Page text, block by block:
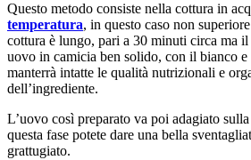
Questo metodo consiste nella cottura in
temperatura, in questo caso non
cottura è lungo, pari a 30 minuti circa ma
uovo in camicia ben solido, con il bianco e
manterrà intatte le qualità nutrizionali e
dell’ingrediente.
L’uovo così preparato va poi adagiato
questa fase potete dare una bella
grattugiato.